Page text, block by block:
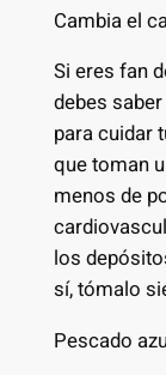
Cambia el
Si eres fan
debes
para cuidar
que toman
menos de
los
sí, tómalo
Pescado